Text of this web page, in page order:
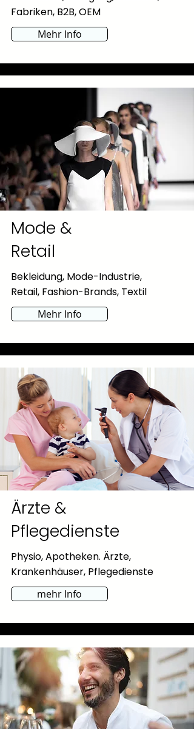
Fabriken, B2B, OEM
Mehr Info
Mode &
Retail
Bekleidung, Mode-Industrie,
Retail, Fashion-Brands, Textil
Mehr Info
Ärzte &
Pflegedienste
Physio, Apotheken. Ärzte,
Krankenhäuser, Pflegedienste
mehr Info